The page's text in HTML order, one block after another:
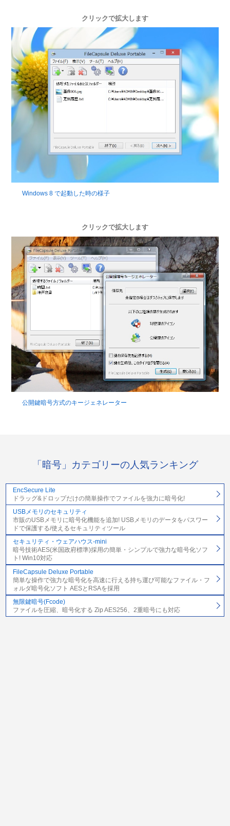
クリックで拡大します
Windows 8 で起動した時の様子
クリックで拡大します
公開鍵暗号方式のキージェネレーター
「暗号」カテゴリーの人気ランキング
EncSecure Lite
ドラッグ&ドロップだけの簡単操作でファイルを強力に暗号化!
USBメモリのセキュリティ
市販のUSBメモリに暗号化機能を追加! USBメモリのデータをパスワー
ドで保護する/使えるセキュリティツール
セキュリティ・ウェアハウス-mini
暗号技術AES(米国政府標準)採用の簡単・シンプルで強力な暗号化ソフ
ト! Win10対応
FileCapsule Deluxe Portable
簡単な操作で強力な暗号化を高速に行える持ち運び可能なファイル・フ
ォルダ暗号化ソフト AESとRSAを採用
無限鍵暗号(Fcode)
ファイルを圧縮、暗号化する Zip AES256、2重暗号にも対応